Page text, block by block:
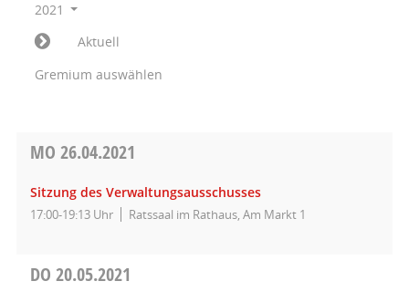
2021
Aktuell
Gremium auswählen
MO 26.04.2021
Sitzung des Verwaltungsausschusses
17:00-19:13 Uhr Ratssaal im Rathaus, Am Markt 1
DO 20.05.2021